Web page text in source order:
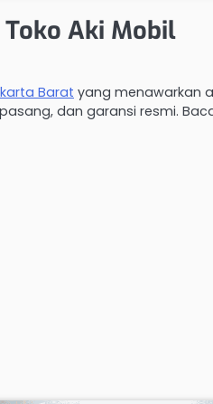
Aki Mobil
Barat yang menawarkan
dan garansi resmi.